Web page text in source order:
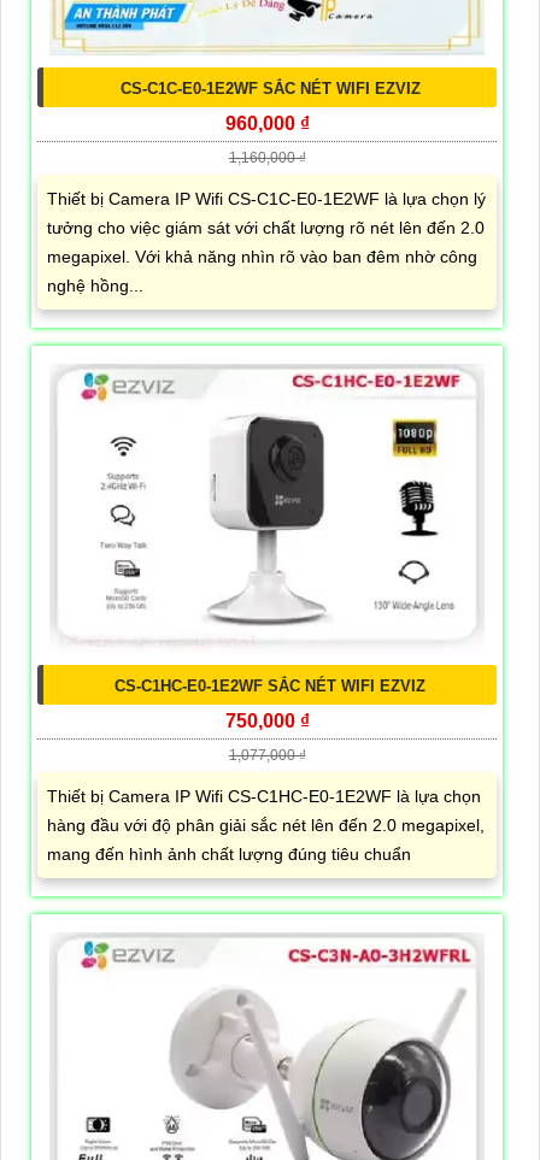
CS-C1C-E0-1E2WF SẮC NÉT WIFI EZVIZ
960,000 ₫
1,160,000 ₫
Thiết bị Camera IP Wifi CS-C1C-E0-1E2WF là lựa chọn lý
tưởng cho việc giám sát với chất lượng rõ nét lên đến 2.0
megapixel. Với khả năng nhìn rõ vào ban đêm nhờ công
nghệ hồng...
CS-C1HC-E0-1E2WF SẮC NÉT WIFI EZVIZ
750,000 ₫
1,077,000 ₫
Thiết bị Camera IP Wifi CS-C1HC-E0-1E2WF là lựa chọn
hàng đầu với độ phân giải sắc nét lên đến 2.0 megapixel,
mang đến hình ảnh chất lượng đúng tiêu chuẩn